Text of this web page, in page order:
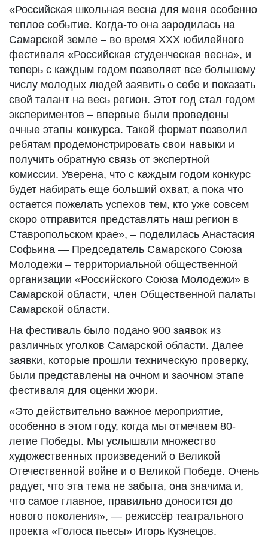
«Российская школьная весна для меня особенно
теплое событие. Когда-то она зародилась на
Самарской земле – во время XXX юбилейного
фестиваля «Российская студенческая весна», и
теперь с каждым годом позволяет все большему
числу молодых людей заявить о себе и показать
свой талант на весь регион. Этот год стал годом
экспериментов – впервые были проведены
очные этапы конкурса. Такой формат позволил
ребятам продемонстрировать свои навыки и
получить обратную связь от экспертной
комиссии. Уверена, что с каждым годом конкурс
будет набирать еще больший охват, а пока что
остается пожелать успехов тем, кто уже совсем
скоро отправится представлять наш регион в
Ставропольском крае», – поделилась Анастасия
Софьина — Председатель Самарского Союза
Молодежи – территориальной общественной
организации «Российского Союза Молодежи» в
Самарской области, член Общественной палаты
Самарской области.
На фестиваль было подано 900 заявок из
различных уголков Самарской области. Далее
заявки, которые прошли техническую проверку,
были представлены на очном и заочном этапе
фестиваля для оценки жюри.
«Это действительно важное мероприятие,
особенно в этом году, когда мы отмечаем 80-
летие Победы. Мы услышали множество
художественных произведений о Великой
Отечественной войне и о Великой Победе. Очень
радует, что эта тема не забыта, она значима и,
что самое главное, правильно доносится до
нового поколения», — режиссёр театрального
проекта «Голоса пьесы» Игорь Кузнецов.